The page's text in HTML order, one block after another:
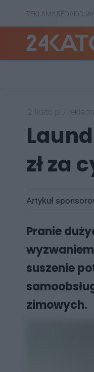
REKLAMAREDAKCJA
zł za
Artykuł
Pranie
suszenie
zimowych.